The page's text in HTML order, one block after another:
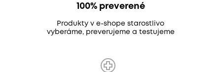
100% preverené
Produkty v e-shope starostlivo
vyberáme, preverujeme a testujeme